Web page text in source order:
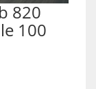
820
100